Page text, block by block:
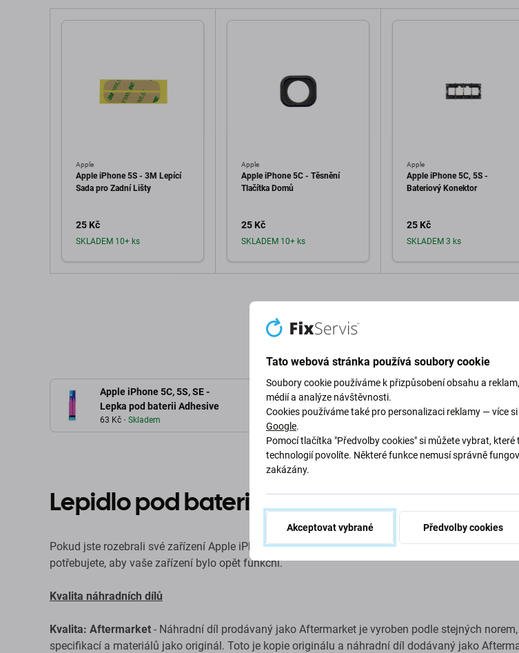
Apple
Apple iPhone 5S - 3M Lepící
Sada pro Zadní Lišty
25 Kč
SKLADEM 10+ ks
Apple
Apple iPhone 5C - Těsnění
Tlačítka Domů
25 Kč
SKLADEM 10+ ks
Apple
Apple iPhone 5C, 5S -
Bateriový Konektor
25 Kč
SKLADEM 3 ks
Apple iPhone 5C, 5S, SE -
Lepka pod baterii Adhesive
63 Kč Skladem
Popis a specifikace Kvalita
Lepidlo pod baterii pro Apple iPhone 5S
Pokud jste rozebrali své zařízení Apple iPhone 5S a potřebujetenové lepidlo, je to součást,
potřebujete, aby vaše zařízení bylo opět funkční.
Kvalita náhradních dílů
Kvalita: Aftermarket - Náhradní díl prodávaný jako Aftermarket je vyroben podle stejných norem,
specifikací a materiálů jako originál. Toto je kopie originálu a náhradní díl dodávaný jako
Tato webová stránka používá soubory cookie
Soubory cookie používáme k přizpůsobení obsahu a
médií a analýze návštěvnosti.
Cookies používáme také pro personalizaci reklamy — více
Google.
Pomocí tlačítka "Předvolby cookies" si můžete vybrat, které
technologií povolíte. Některé funkce nemusí správně
zakázány.
Akceptovat vybrané Předvolby cookies